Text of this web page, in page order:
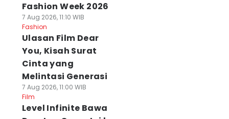
Fashion Week 2026
7 Aug 2026, 11:10 WIB
Fashion
Ulasan Film Dear
You, Kisah Surat
Cinta yang
Melintasi Generasi
7 Aug 2026, 11:00 WIB
Film
Level Infinite Bawa